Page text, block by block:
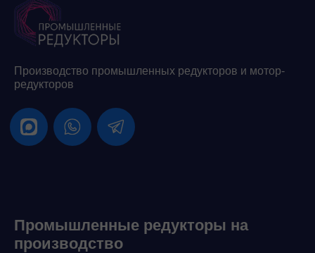
Производство промышленных редукторов и мотор-
редукторов
Промышленные редукторы на
производство